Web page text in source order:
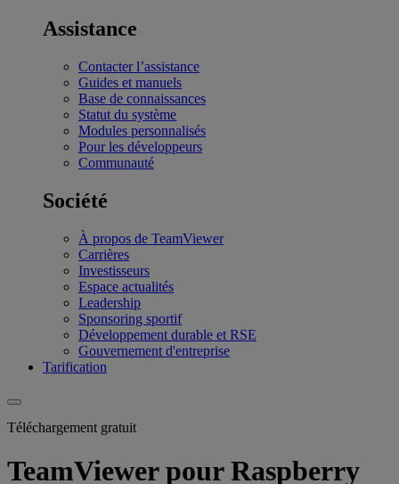
Assistance
Contacter l’assistance
Guides et manuels
Base de connaissances
Statut du système
Modules personnalisés
Pour les développeurs
Communauté
Société
À propos de TeamViewer
Carrières
Investisseurs
Espace actualités
Leadership
Sponsoring sportif
Développement durable et RSE
Gouvernement d'entreprise
Tarification
Téléchargement gratuit
TeamViewer pour Raspberry